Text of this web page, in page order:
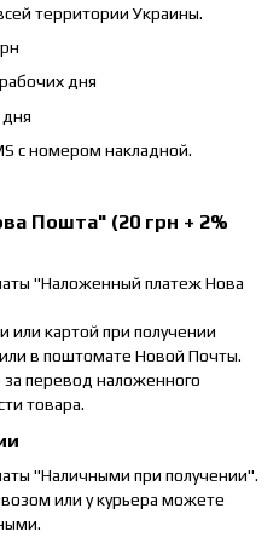
территории Украины.
дня
с номером накладной.
Пошта" (20 грн + 2%
"Наложенный платеж Нова
картой при получении
в поштомате Новой Почты.
перевод наложенного
товара.
"Наличными при получении".
или у курьера можете